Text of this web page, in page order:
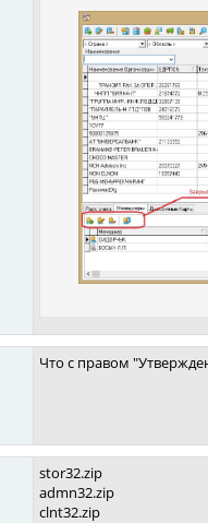
Что с правом
stor32.zip
admn32.zip
clnt32.zip